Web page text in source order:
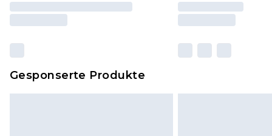
Gesponserte Produkte